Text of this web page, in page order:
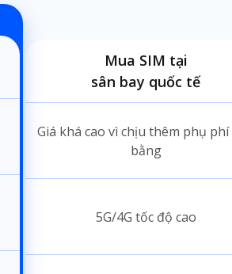
Mua SIM tại
sân bay quốc tế
Giá khá cao vì chịu thêm phụ
bằng
5G/4G tốc độ cao